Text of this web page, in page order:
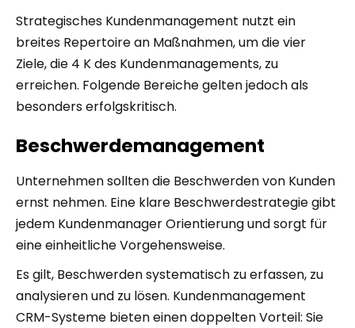
Strategisches Kundenmanagement nutzt ein
breites Repertoire an Maßnahmen, um die vier
Ziele, die 4 K des Kundenmanagements, zu
erreichen. Folgende Bereiche gelten jedoch als
besonders erfolgskritisch.
Beschwerdemanagement
Unternehmen sollten die Beschwerden von Kunden
ernst nehmen. Eine klare Beschwerdestrategie gibt
jedem Kundenmanager Orientierung und sorgt für
eine einheitliche Vorgehensweise.
Es gilt, Beschwerden systematisch zu erfassen, zu
analysieren und zu lösen. Kundenmanagement
CRM-Systeme bieten einen doppelten Vorteil: Sie